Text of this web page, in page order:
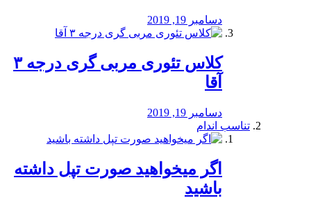
دسامبر 19, 2019
کلاس تئوری مربی گری درجه ۳
آقا
دسامبر 19, 2019
تناسب اندام
اگر میخواهید صورت تپل داشته
باشید